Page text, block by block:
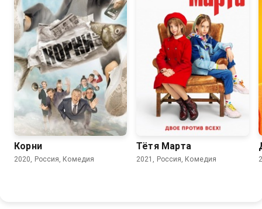
7.7
Корни
2020, Россия, Комедия
8.3
Тётя Марта
2021, Россия, Комедия